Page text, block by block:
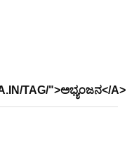
TAG/">ಅಭ್ಯಂಜನ</A>